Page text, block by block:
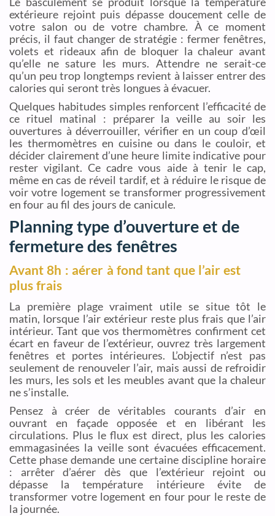
extérieure rejoint puis dépasse doucement celle de
votre salon ou de votre chambre. À ce moment
précis, il faut changer de stratégie : fermer fenêtres,
volets et rideaux afin de bloquer la chaleur avant
qu’elle ne sature les murs. Attendre ne serait-ce
qu’un peu trop longtemps revient à laisser entrer des
calories qui seront très longues à évacuer.
Quelques habitudes simples renforcent l’efficacité de
ce rituel matinal : préparer la veille au soir les
ouvertures à déverrouiller, vérifier en un coup d’œil
les thermomètres en cuisine ou dans le couloir, et
décider clairement d’une heure limite indicative pour
rester vigilant. Ce cadre vous aide à tenir le cap,
même en cas de réveil tardif, et à réduire le risque de
voir votre logement se transformer progressivement
en four au fil des jours de canicule.
Planning type d’ouverture et de
fermeture des fenêtres
Avant 8h : aérer à fond tant que l’air est
plus frais
La première plage vraiment utile se situe tôt le
matin, lorsque l’air extérieur reste plus frais que l’air
intérieur. Tant que vos thermomètres confirment cet
écart en faveur de l’extérieur, ouvrez très largement
fenêtres et portes intérieures. L’objectif n’est pas
seulement de renouveler l’air, mais aussi de refroidir
les murs, les sols et les meubles avant que la chaleur
ne s’installe.
Pensez à créer de véritables courants d’air en
ouvrant en façade opposée et en libérant les
circulations. Plus le flux est direct, plus les calories
emmagasinées la veille sont évacuées efficacement.
Cette phase demande une certaine discipline horaire
: arrêter d’aérer dès que l’extérieur rejoint ou
dépasse la température intérieure évite de
transformer votre logement en four pour le reste de
la journée.